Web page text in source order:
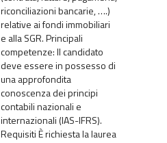
riconciliazioni bancarie, ….)
relative ai fondi immobiliari
e alla SGR. Principali
competenze: Il candidato
deve essere in possesso di
una approfondita
conoscenza dei principi
contabili nazionali e
internazionali (IAS-IFRS).
Requisiti È richiesta la laurea